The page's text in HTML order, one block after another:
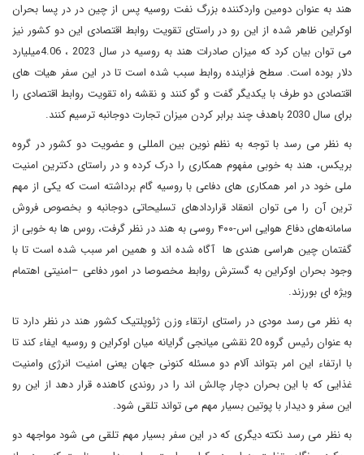
هند به عنوان دومین واردکننده بزرگ نفت روسیه پس از چین در در پسا بحران
اوکراین ظاهر شده از این رو در راستای تقویت روابط اقتصادی این دو کشور نیز
می توان بیان کرد که میزان صادرات هند به روسیه در سال 2023 ، 4.06میلیارد
دلار بوده است. سطح فزاینده روابط سبب شده است تا در این سفر هیات های
اقتصادی دو طرف با یکدیگر گفت و گو کنند و نقشه راه تقویت روابط اقتصادی را
برای سال 2030 باهدف چند برابر کردن میزان تجارت دوجانبه ترسیم کنند.
به نظر می رسد با توجه به نظم نوین بین المللی و عضویت دو کشور در گروه
بریکس، هند به خوبی مفهوم همکاری را درک کرده و در راستای دکترین امنیت
ملی خود در امر همکاری های دفاعی با روسیه گام برداشته است که یکی از مهم
ترین آن را می توان انعقاد قراردادهای تسلیحاتی دوجانبه و بخصوص فروش
سامانه‌های دفاع هوایی اس-۴۰۰ روسی به هند در نظر گرفت، روس ها به خوبی از
گفتمان چین هراسی هندی ها آگاه شده اند و همین امر سبب شده است تا با
وجود بحران اوکراین به گسترش روابط مخصوصا در امور دفاعی –امنیتی اهتمام
ویژه ای بورزند.
به نظر می رسد مودی در راستای ارتقاء وزن ژئوپلتیک کشور هند در نظر دارد تا
به عنوان رئیس گروه 20 نقشی میانجی گرایانه میان اوکراین و روسیه ایفاء کند تا
با ارتفاء این امر بتواند آلام دو مسئله کنونی جهان یعنی امنیت انرژی وامنیت
غذایی که با این بحران دچار چالش اند را در روندی کاهنده قرار دهد از این رو
این سفر و دیدار با پوتین بسیار مهم می تواند تلقی شود.
به نظر می رسد نکته دیگری که در این سفر بسیار مهم تلقی می شود مواجهه دو